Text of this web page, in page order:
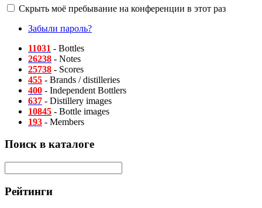
Скрыть моё пребывание на конференции в этот раз
Забыли пароль?
11031 - Bottles
26238 - Notes
25738 - Scores
455 - Brands / distilleries
400 - Independent Bottlers
637 - Distillery images
10845 - Bottle images
193 - Members
Поиск в каталоге
Рейтинги